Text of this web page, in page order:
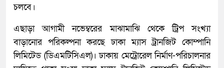
চলবে।
এছাড়া আগামী নভেম্বরের মাঝামাঝি থেকে ট্রিপ সংখ্যা
বাড়ানোর পরিকল্পনা করছে ঢাকা ম্যাস ট্রানজিট কোম্পানি
লিমিটেড (ডিএমটিসিএল)। ঢাকায় মেট্রোরেল নির্মাণ-পরিচালনার